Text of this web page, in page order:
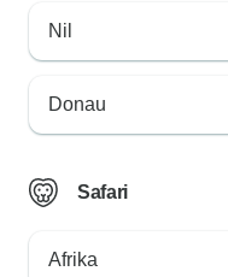
Nil
Donau
Safari
Afrika